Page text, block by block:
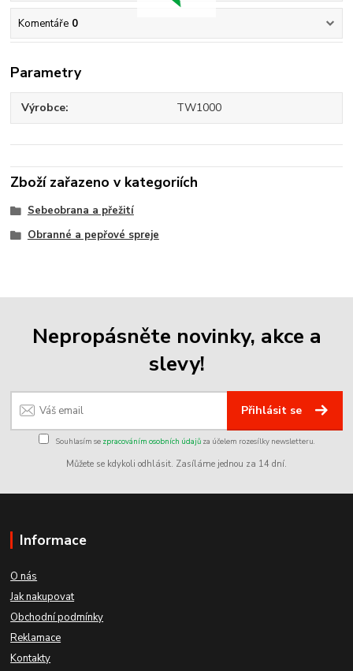
Komentáře 0
Parametry
Výrobce TW1000
Zboží zařazeno v kategoriích
Sebeobrana a přežití
Obranné a pepřové spreje
Nepropásněte novinky, akce a
slevy!
Přihlásit se
Souhlasím se zpracováním osobních údajůza účelem rozesílky newsletteru.
Můžete se kdykoli odhlásit. Zasíláme jednou za 14 dní.
Informace
O nás
Jak nakupovat
Obchodní podmínky
Reklamace
Kontakty